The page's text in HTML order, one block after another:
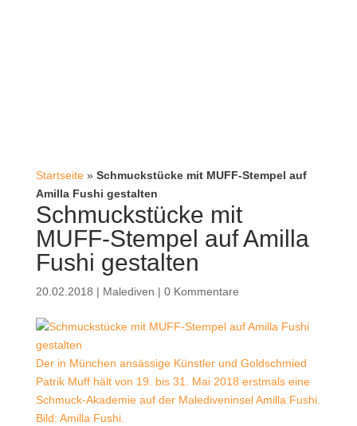
Startseite» Schmuckstücke mit MUFF-Stempel auf
Amilla Fushi gestalten
Schmuckstücke mit
MUFF-Stempel auf Amilla
Fushi gestalten
20.02.2018 | Malediven | 0 Kommentare
Der in München ansässige Künstler und Goldschmied
Patrik Muff hält von 19. bis 31. Mai 2018 erstmals eine
Schmuck-Akademie auf der Malediveninsel Amilla Fushi.
Bild: Amilla Fushi.